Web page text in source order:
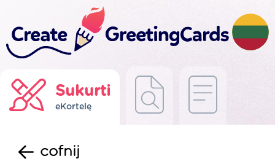
Sukurti
eKortelę
cofnij